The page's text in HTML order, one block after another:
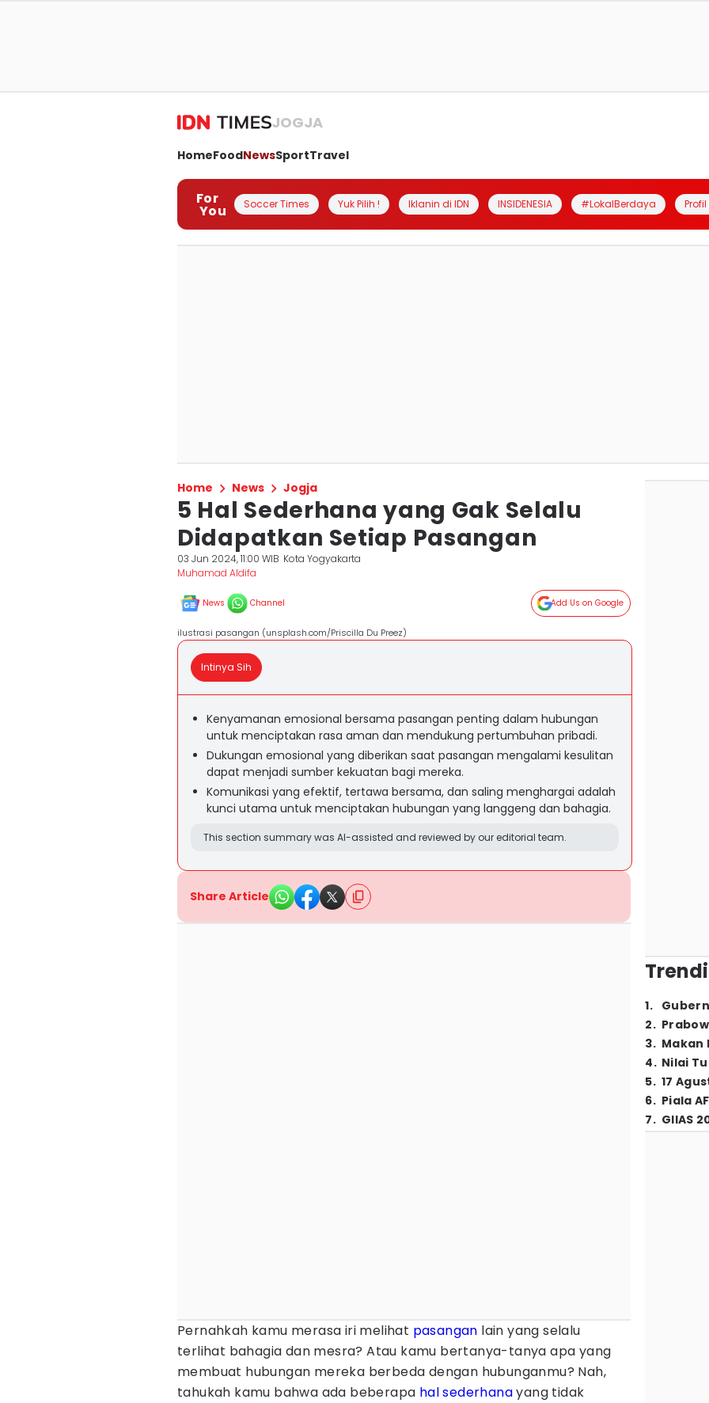
JOGJA
HomeFoodNewsSportTravel
For
You Soccer Times Yuk Pilih ! Iklanin di IDN INSIDENESIA #LokalBerdaya
Home News Jogja
5 Hal Sederhana yang Gak Selalu
Didapatkan Setiap Pasangan
03 Jun 2024, 11:00 WIB Kota Yogyakarta
Muhamad Aldifa
News Channel Add Us on Google
ilustrasi pasangan (unsplash.com/Priscilla Du Preez)
Intinya Sih
Kenyamanan emosional bersama pasangan penting dalam hubungan
untuk menciptakan rasa aman dan mendukung pertumbuhan pribadi.
Dukungan emosional yang diberikan saat pasangan mengalami kesulitan
dapat menjadi sumber kekuatan bagi mereka.
Komunikasi yang efektif, tertawa bersama, dan saling menghargai adalah
kunci utama untuk menciptakan hubungan yang langgeng dan bahagia.
This section summary was AI-assisted and reviewed by our editorial team.
Share Article
Pernahkah kamu merasa iri melihat pasangan lain yang selalu
terlihat bahagia dan mesra? Atau kamu bertanya-tanya apa yang
membuat hubungan mereka berbeda dengan hubunganmu? Nah,
tahukah kamu bahwa ada beberapa hal sederhanayang tidak
1.
2.
3. Makan
4. Nilai
5. 17
6. Piala
7. GIIAS